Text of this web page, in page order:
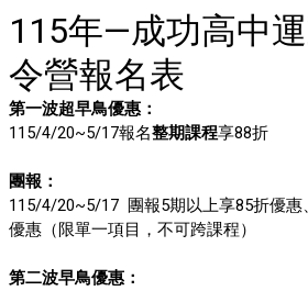
115年—成功高中
令營報名表
第一波超早鳥優惠：
115/4/20~5/17報名整期課程享88折
團報：
115/4/20~5/17 團報5期以上享85折優惠、
優惠（限單一項目，不可跨課程）
第二波早鳥優惠：